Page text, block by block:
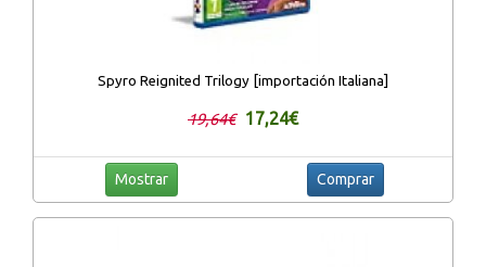
Spyro Reignited Trilogy [importación Italiana]
19,64€ 17,24€
Mostrar Comprar